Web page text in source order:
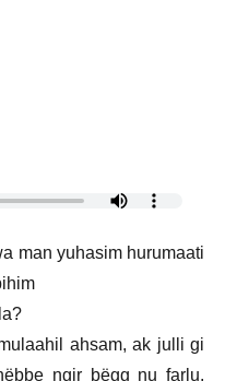
man yuhasim hurumaati
ahsam, ak julli gi
ngir bëgg nu farlu.